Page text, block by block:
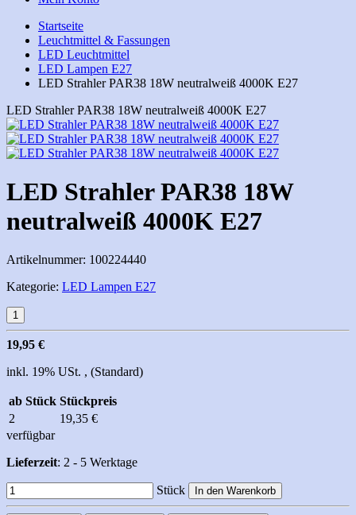
Startseite
Leuchtmittel & Fassungen
LED Leuchtmittel
LED Lampen E27
LED Strahler PAR38 18W neutralweiß 4000K E27
LED Strahler PAR38 18W neutralweiß 4000K E27
LED Strahler PAR38 18W
neutralweiß 4000K E27
Artikelnummer: 100224440
Kategorie: LED Lampen E27
19,95 €
inkl. 19% USt. , (Standard)
ab Stück Stückpreis
2
19,35 €
verfügbar
Lieferzeit: 2 - 5 Werktage
Stück In den Warenkorb